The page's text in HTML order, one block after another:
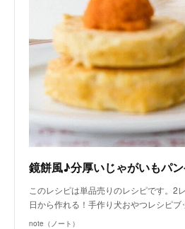
このレシピは単品売りのレシピです。2
日から作れる！手作り犬おやつレシピ
note（ノート）